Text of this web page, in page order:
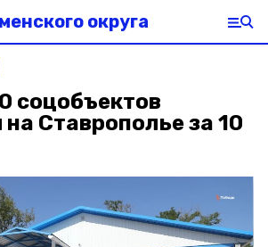
округа
соцобъектов
Ставрополье за 10